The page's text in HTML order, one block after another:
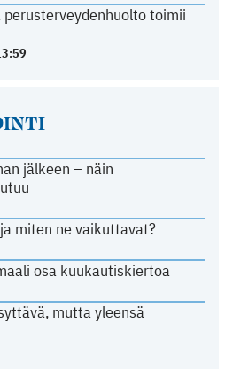
perusterveydenhuolto toimii
jälkeen – näin
miten ne vaikuttavat?
osa kuukautiskiertoa
mutta yleensä